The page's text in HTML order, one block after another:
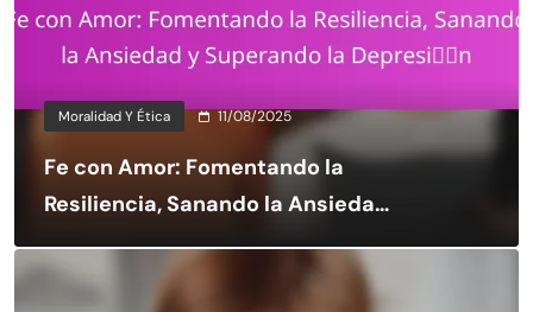
Moralidad Y Ética 11/08/2025
Fe con Amor: Fomentando la
Resiliencia, Sanando la Ansiedad
y Superando la Depresión